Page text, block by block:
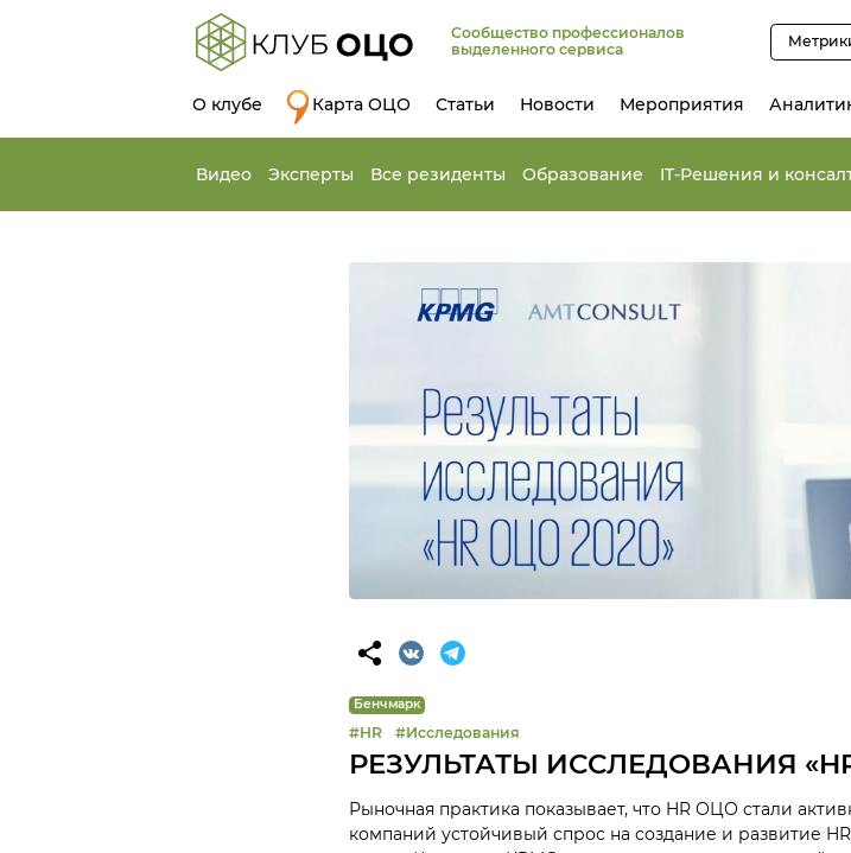
Сообщество профессионалов
выделенного сервиса
О клубе Карта ОЦО Статьи Новости Мероприятия
Видео Эксперты Все резиденты Образование IT-Решения и
Бенчмарк
#HR #Исследования
РЕЗУЛЬТАТЫ ИССЛЕДОВАНИЯ
Рыночная практика показывает, что HR ОЦО стали
компаний устойчивый спрос на создание и развитие